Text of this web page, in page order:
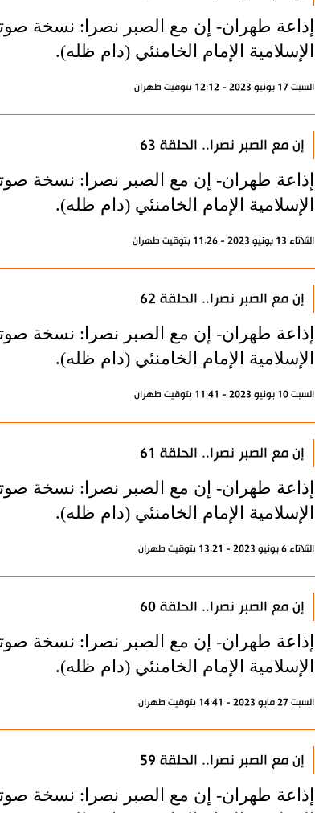
إذاعة طهران- إن مع الصبر نصرا: نسخة
الإسلامية الإمام الخامنئي (دام ظله).
السبت 17 يونيو 2023 - 12:12 بتوقيت طهران
إن مع الصبر نصرا.. الحلقة 63
إذاعة طهران- إن مع الصبر نصرا: نسخة
الإسلامية الإمام الخامنئي (دام ظله).
الثلاثاء 13 يونيو 2023 - 11:26 بتوقيت طهران
إن مع الصبر نصرا.. الحلقة 62
إذاعة طهران- إن مع الصبر نصرا: نسخة
الإسلامية الإمام الخامنئي (دام ظله).
السبت 10 يونيو 2023 - 11:41 بتوقيت طهران
إن مع الصبر نصرا.. الحلقة 61
إذاعة طهران- إن مع الصبر نصرا: نسخة
الإسلامية الإمام الخامنئي (دام ظله).
الثلاثاء 6 يونيو 2023 - 13:21 بتوقيت طهران
إن مع الصبر نصرا.. الحلقة 60
إذاعة طهران- إن مع الصبر نصرا: نسخة
الإسلامية الإمام الخامنئي (دام ظله).
السبت 27 مايو 2023 - 14:41 بتوقيت طهران
إن مع الصبر نصرا.. الحلقة 59
إذاعة طهران- إن مع الصبر نصرا: نسخة